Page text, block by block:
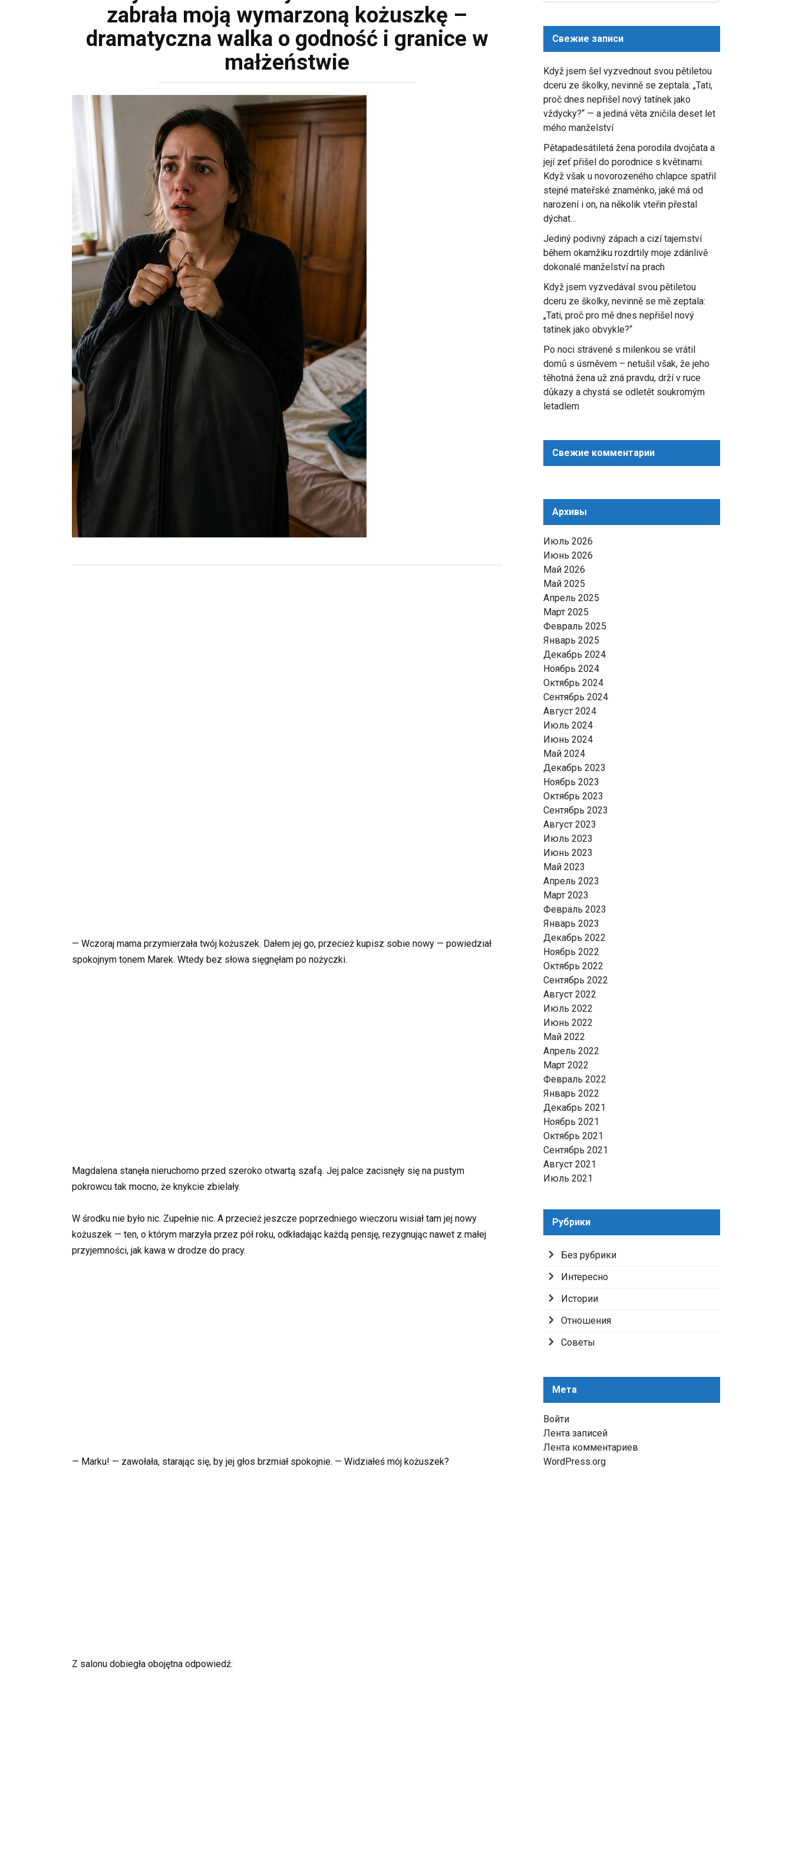
zabrała moją wymarzoną kożuszkę –
dramatyczna walka o godność i granice w
małżeństwie
— Wczoraj mama przymierzała twój kożuszek. Dałem jej go, przecież kupisz sobie nowy — powiedział
spokojnym tonem Marek. Wtedy bez słowa sięgnęłam po nożyczki.
Magdalena stanęła nieruchomo przed szeroko otwartą szafą. Jej palce zacisnęły się na pustym
pokrowcu tak mocno, że knykcie zbielały.
W środku nie było nic. Zupełnie nic. A przecież jeszcze poprzedniego wieczoru wisiał tam jej nowy
kożuszek — ten, o którym marzyła przez pół roku, odkładając każdą pensję, rezygnując nawet z małej
przyjemności, jak kawa w drodze do pracy.
— Marku! — zawołała, starając się, by jej głos brzmiał spokojnie. — Widziałeś mój kożuszek?
Z salonu dobiegła obojętna odpowiedź:
Свежие записи
Když jsem šel vyzvednout svou pětiletou
dceru ze školky, nevinně se zeptala: „Tati,
proč dnes nepřišel nový tatínek jako
vždycky?“ — a jediná věta zničila deset let
mého manželství
Pětapadesátiletá žena porodila dvojčata a
její zeť přišel do porodnice s květinami.
Když však u novorozeného chlapce spatřil
stejné mateřské znaménko, jaké má od
narození i on, na několik vteřin přestal
dýchat…
Jediný podivný zápach a cizí tajemství
během okamžiku rozdrtily moje zdánlivě
dokonalé manželství na prach
Když jsem vyzvedával svou pětiletou
dceru ze školky, nevinně se mě zeptala:
„Tati, proč pro mě dnes nepřišel nový
tatínek jako obvykle?“
Po noci strávené s milenkou se vrátil
domů s úsměvem – netušil však, že jeho
těhotná žena už zná pravdu, drží v ruce
důkazy a chystá se odletět soukromým
letadlem
Свежие комментарии
Архивы
Июль 2026
Июнь 2026
Май 2026
Май 2025
Апрель 2025
Март 2025
Февраль 2025
Январь 2025
Декабрь 2024
Ноябрь 2024
Октябрь 2024
Сентябрь 2024
Август 2024
Июль 2024
Июнь 2024
Май 2024
Декабрь 2023
Ноябрь 2023
Октябрь 2023
Сентябрь 2023
Август 2023
Июль 2023
Июнь 2023
Май 2023
Апрель 2023
Март 2023
Февраль 2023
Январь 2023
Декабрь 2022
Ноябрь 2022
Октябрь 2022
Сентябрь 2022
Август 2022
Июль 2022
Июнь 2022
Май 2022
Апрель 2022
Март 2022
Февраль 2022
Январь 2022
Декабрь 2021
Ноябрь 2021
Октябрь 2021
Сентябрь 2021
Август 2021
Июль 2021
Рубрики
Без рубрики
Интересно
Истории
Отношения
Советы
Мета
Войти
Лента записей
Лента комментариев
WordPress.org